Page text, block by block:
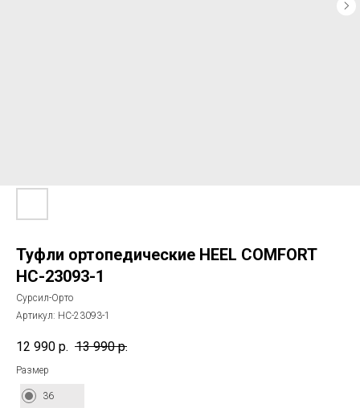
Туфли ортопедические HEEL COMFORT
HC-23093-1
Сурсил-Орто
Артикул: HC-23093-1
12 990 р. 13 990 р.
Размер
36